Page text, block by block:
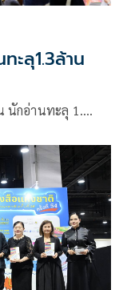
ะลุ1.3ล้าน
นักอ่านทะลุ 1.…